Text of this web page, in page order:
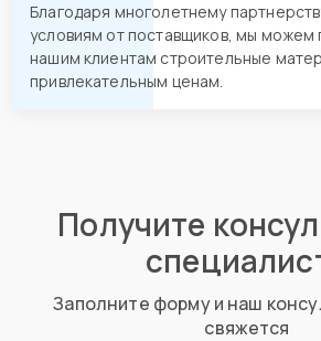
Благодаря многолетнему
условиям от поставщиков, мы можем
нашим клиентам строительные
привлекательным ценам.
Получите
Заполните форму и наш
свяжется